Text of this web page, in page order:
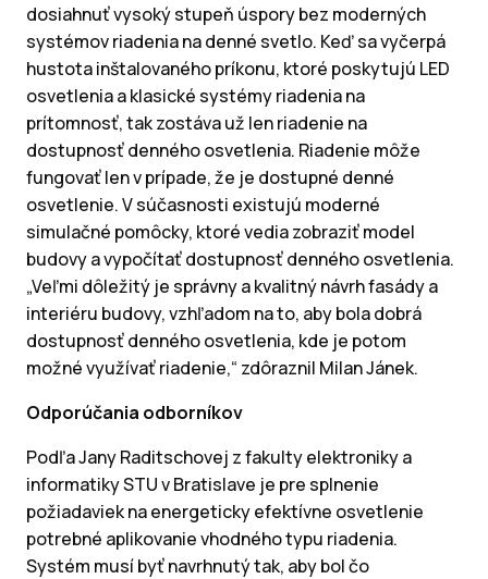
dosiahnuť vysoký stupeň úspory bez moderných
systémov riadenia na denné svetlo. Keď sa vyčerpá
hustota inštalovaného príkonu, ktoré poskytujú LED
osvetlenia a klasické systémy riadenia na
prítomnosť, tak zostáva už len riadenie na
dostupnosť denného osvetlenia. Riadenie môže
fungovať len v prípade, že je dostupné denné
osvetlenie. V súčasnosti existujú moderné
simulačné pomôcky, ktoré vedia zobraziť model
budovy a vypočítať dostupnosť denného osvetlenia.
„Veľmi dôležitý je správny a kvalitný návrh fasády a
interiéru budovy, vzhľadom na to, aby bola dobrá
dostupnosť denného osvetlenia, kde je potom
možné využívať riadenie,“ zdôraznil Milan Jánek.
Odporúčania odborníkov
Podľa Jany Raditschovej z fakulty elektroniky a
informatiky STU v Bratislave je pre splnenie
požiadaviek na energeticky efektívne osvetlenie
potrebné aplikovanie vhodného typu riadenia.
Systém musí byť navrhnutý tak, aby bol čo